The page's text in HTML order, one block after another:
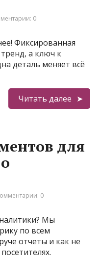
0
Фиксированная
а ключ к
деталь меняет всё
Читать далее
для
0
Мы
по всем
отчеты и как не